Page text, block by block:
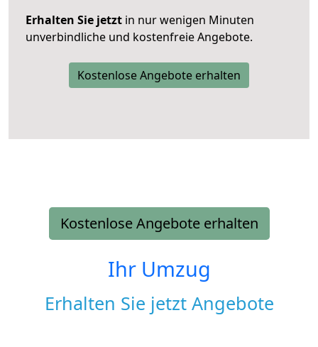
Erhalten Sie jetzt in nur wenigen Minuten
unverbindliche und kostenfreie Angebote.
Kostenlose Angebote erhalten
Kostenlose Angebote erhalten
Ihr Umzug
Erhalten Sie jetzt Angebote